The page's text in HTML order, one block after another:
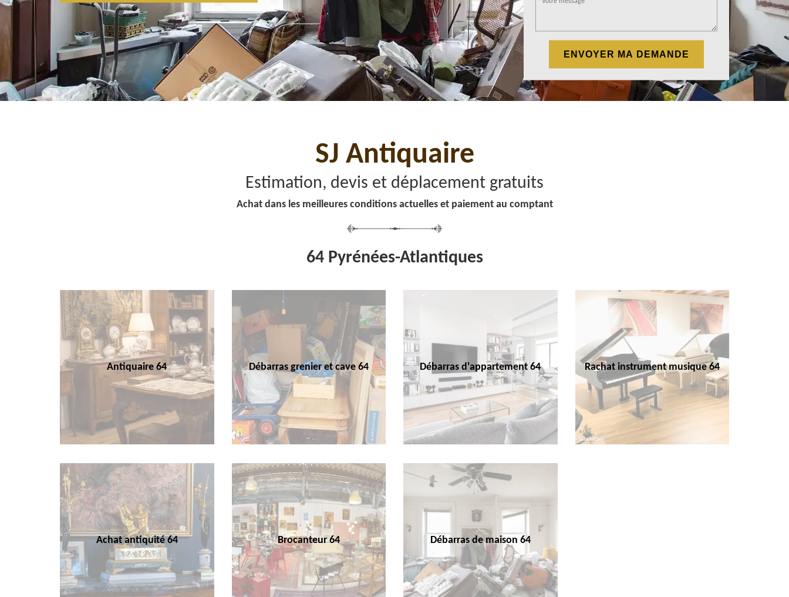
SJ Antiquaire
Estimation, devis et déplacement gratuits
Achat dans les meilleures conditions actuelles et paiement au comptant
64 Pyrénées-Atlantiques
Antiquaire 64 Débarras grenier et cave 64 Débarras d'appartement 64 Rachat instrument musique 64
Achat antiquité 64 Brocanteur 64 Débarras de maison 64